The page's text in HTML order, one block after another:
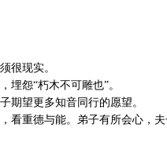
很现实。
怨“朽木不可雕也”。
望更多知音同行的愿望。
看重德与能。弟子有所会心，